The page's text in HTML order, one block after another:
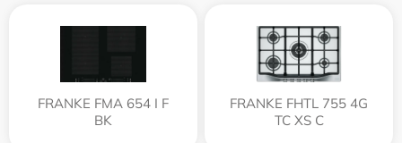
FRANKE FMA 654 I F
BK
FRANKE FHTL 755 4G
TC XS C